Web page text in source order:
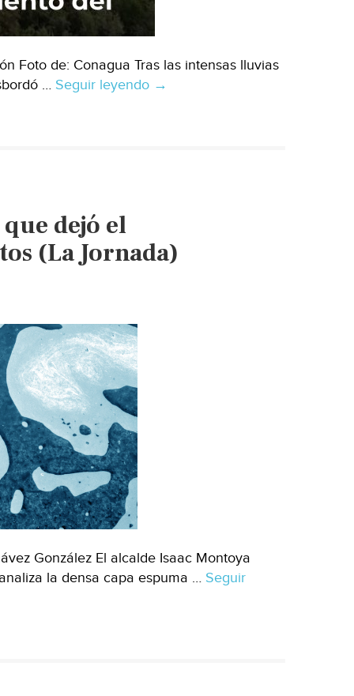
Foto de: Conagua Tras las intensas lluvias
… Seguir leyendo Edomex.–
del
Río
→
dejó el
(La Jornada)
González El alcalde Isaac Montoya
la densa capa espuma … Seguir